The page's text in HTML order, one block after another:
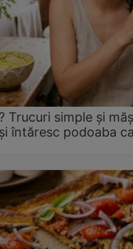
Trucuri simple și
întăresc podoaba